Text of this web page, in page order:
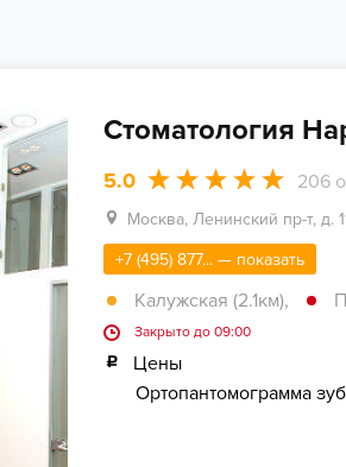
Стоматология
5.0 206
Москва, Ленинский пр-т, д.
+7 (495) 877... — показать
Калужская (2.1км),
Закрыто до 09:00
Цены
Ортопантомограмма